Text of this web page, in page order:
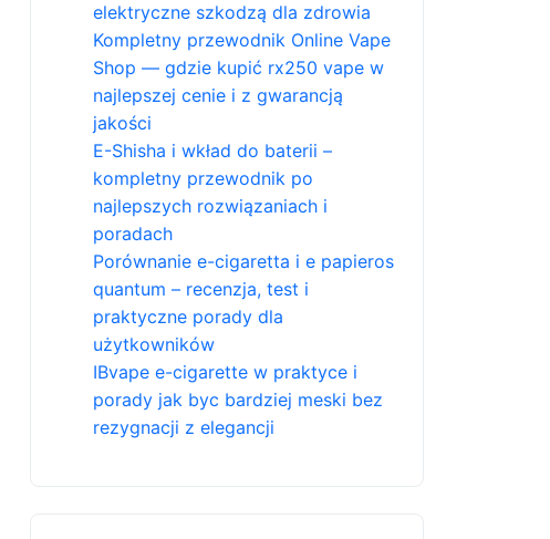
elektryczne szkodzą dla zdrowia
Kompletny przewodnik Online Vape
Shop — gdzie kupić rx250 vape w
najlepszej cenie i z gwarancją
jakości
E-Shisha i wkład do baterii –
kompletny przewodnik po
najlepszych rozwiązaniach i
poradach
Porównanie e-cigaretta i e papieros
quantum – recenzja, test i
praktyczne porady dla
użytkowników
IBvape e-cigarette w praktyce i
porady jak byc bardziej meski bez
rezygnacji z elegancji